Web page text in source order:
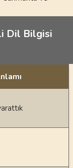
Dil Bilgisi